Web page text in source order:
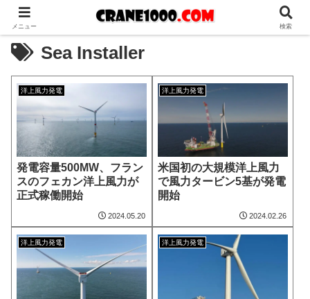
Sea Installer
洋上風力発電
発電容量500MW、フラン
スのフェカン洋上風力が
正式稼働開始
2024.05.20
洋上風力発電
米国初の大規模洋上風力
で風力タービン5基が発電
開始
2024.02.26
洋上風力発電 洋上風力発電
メニュー 検索